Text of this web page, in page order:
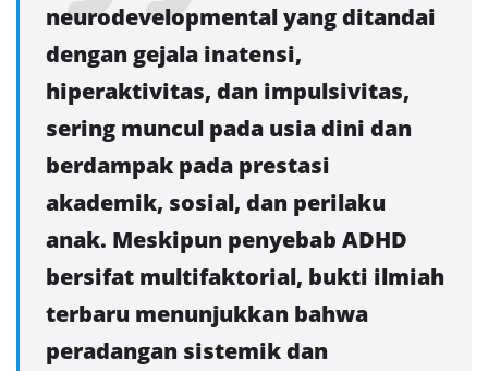
neurodevelopmental yang ditandai
dengan gejala inatensi,
hiperaktivitas, dan impulsivitas,
sering muncul pada usia dini dan
berdampak pada prestasi
akademik, sosial, dan perilaku
anak. Meskipun penyebab ADHD
bersifat multifaktorial, bukti ilmiah
terbaru menunjukkan bahwa
peradangan sistemik dan